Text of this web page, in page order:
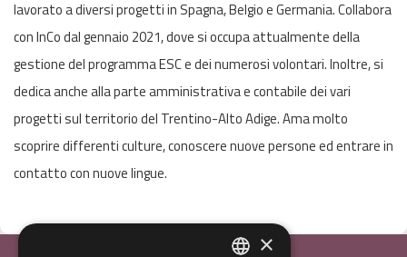
lavorato a diversi progetti in Spagna, Belgio e Germania. Collabora
con InCo dal gennaio 2021, dove si occupa attualmente della
gestione del programma ESC e dei numerosi volontari. Inoltre, si
dedica anche alla parte amministrativa e contabile dei vari
progetti sul territorio del Trentino-Alto Adige. Ama molto
scoprire differenti culture, conoscere nuove persone ed entrare in
contatto con nuove lingue.
×